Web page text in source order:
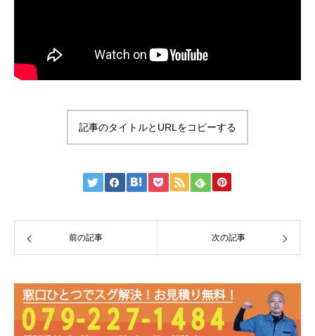
記事のタイトルとURLをコピーする
前の記事 次の記事